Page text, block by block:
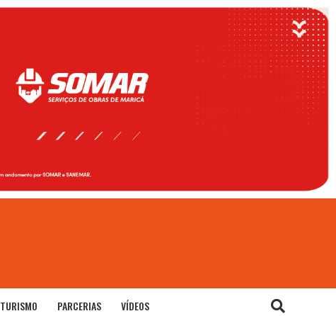
TURISMO PARCERIAS VÍDEOS